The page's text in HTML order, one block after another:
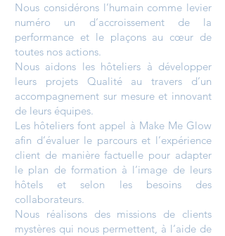
Nous considérons l’humain comme levier
numéro un d’accroissement de la
performance et le plaçons au cœur de
toutes nos actions.
Nous aidons les hôteliers à développer
leurs projets Qualité au travers d’un
accompagnement sur mesure et innovant
de leurs équipes.
Les hôteliers font appel à Make Me Glow
afin d’évaluer le parcours et l’expérience
client de manière factuelle pour adapter
le plan de formation à l’image de leurs
hôtels et selon les besoins des
collaborateurs.
Nous réalisons des missions de clients
mystères qui nous permettent, à l’aide de